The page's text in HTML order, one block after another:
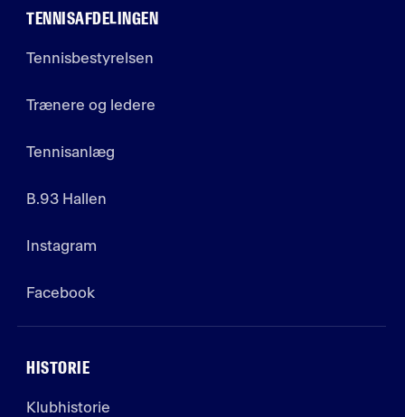
TENNISAFDELINGEN
Tennisbestyrelsen
Trænere og ledere
Tennisanlæg
B.93 Hallen
Instagram
Facebook
HISTORIE
Klubhistorie